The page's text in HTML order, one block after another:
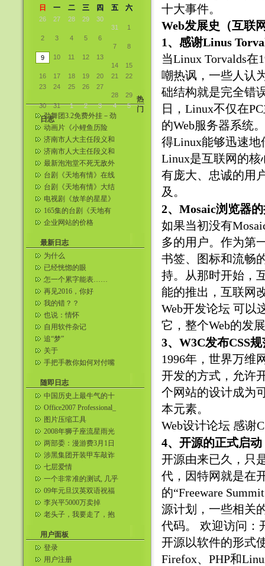
十大事件。
Web发展史（互联
1、感谢Linus
当Linux Torvalds
嘲热讽，一些人认
础结构就是完全错
日，Linux不仅在
的Web服务器系统
得Linux能够迅速地
Linux是互联网的核
有庞大、忠诚的用
及。
2、Mosaic浏览器
如果当初没有
多的用户。作为第
书签、图标和流畅
持。从那时开始，
能的推出，互联网
Web开发论坛 可以
它，整个Web的发
3、W3C发布CSS规
1996年，世界万维
开发的方式，允许
个网站的设计成为
本元素。
Web设计论坛 感谢
4、开源的正式启动
开源由来已久，只
代，因特网就是在
的“Freeware
源计划，一些相关
代码。 欢迎访问：
开源以软件的形式
Firefox、PHP和
日
一 二 三 四 五 六
26 27 28 29
30
31
1
2
3 4 5
6
7
8
9
10 11 12
13
14
15
16
17 18 19 20 21
22
23
24 25 26
27
28
29
30
31 1 2 3 4 5
热
门
日志
劲舞团3.2免费外挂－劲
舞王者教程＋下载
动画片《小鲤鱼历险
记》全集在线观看( 1—
52全集...
济南市人大主任段义和
炸死情妇刘玲生前照片
济南市人大主任段义和
炸死情妇刘玲 济南爆炸
案女现场...
最新泡泡堂不死无敌外
挂
台剧《天地有情》在线
看!!连载中——男孩搜集
整理
台剧《天地有情》大结
局～从台湾网上找到滴
电视剧《放羊的星星》
第20集在线观看
165集的台剧《天地有
情》相关照片（更新五
企业网站的价格
最新日志
为什么
已经恍惚的眼
怎一个累字能表……
再见2016，你好
2017……
我的错？？
也说：情怀
自用软件杂记
追“梦”
关于
手把手教你如何对付嘴
噎到无语 ...
随即日志
中国历史上最牛气的十
句豪言壮语~~!
Office2007 Professional_
简...
图片压缩工具
2008年狮子座流星雨光
临地球 可肉眼观测
两部委：漫游费3月1日
(今日)起下调 最晚4月1
日...
涉黑集团开装甲车敲诈
续：腐蚀公安获取武器
七层爱情
一个非常准的测试, 几乎
无人能逃过！
09年元旦汉英双语祝福
短信大全
李兴平5000万卖掉
hao123后现在鼓捣什么
老头子，我要走了，抱
用户面板
登录
用户注册